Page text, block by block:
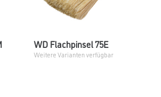
WD Flachpinsel 75E
Weitere Varianten verfügbar